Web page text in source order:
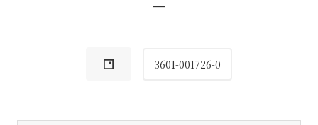
3601-001726-0